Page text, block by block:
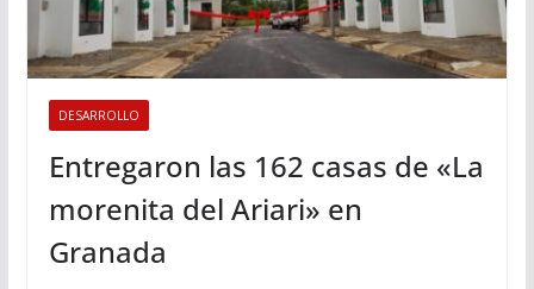
DESARROLLO
Entregaron las 162 casas de «La
morenita del Ariari» en
Granada